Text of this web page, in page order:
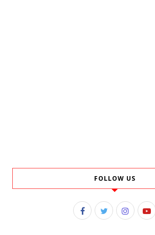
FOLLOW US